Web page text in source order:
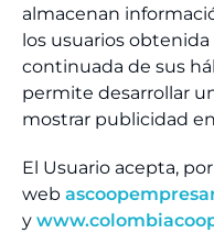
almacenan
los usuarios
continuada de sus
permite desarrollar
mostrar publicidad
El Usuario acepta,
web
y